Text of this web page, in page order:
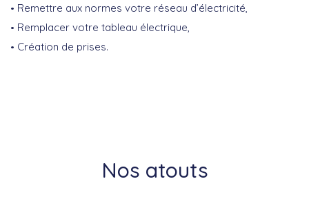
Remettre aux normes votre réseau d’électricité,
Remplacer votre tableau électrique,
Création de prises.
Nos atouts